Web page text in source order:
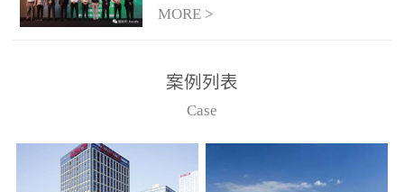
联，一台监控主机最多可
从监控主机上获取，最多
只能接6台，超过的需从现
MORE >
案例列表
Case